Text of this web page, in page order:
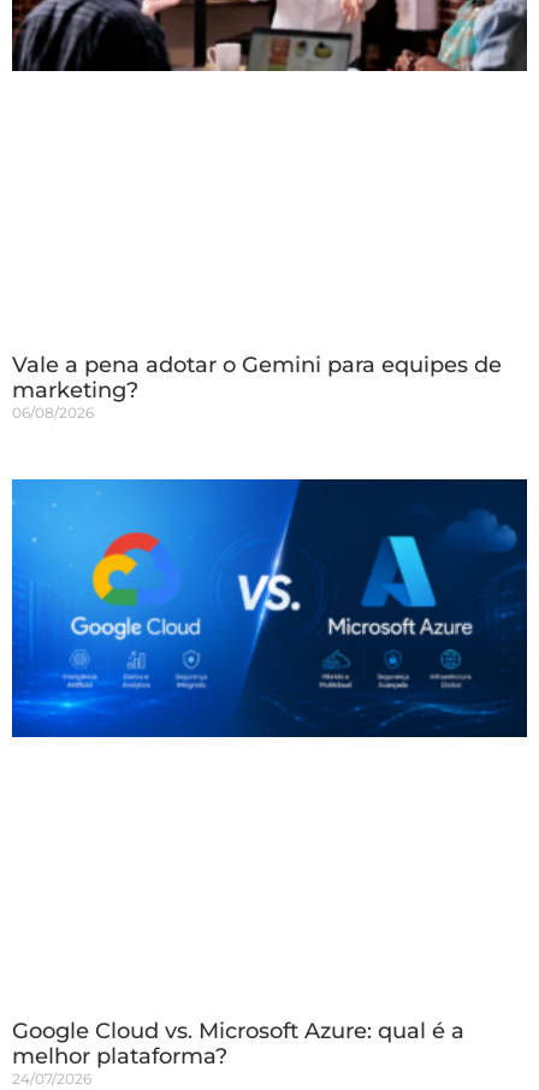
Vale a pena adotar o Gemini para equipes de
marketing?
06/08/2026
Google Cloud vs. Microsoft Azure: qual é a
melhor plataforma?
24/07/2026